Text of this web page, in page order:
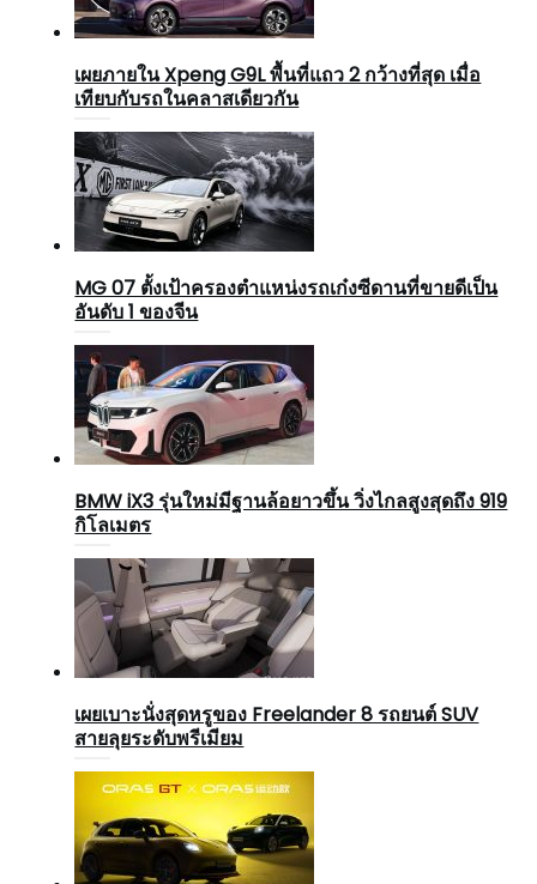
เผยภายใน Xpeng G9L พื้นที่แถว 2 กว้างที่สุด เมื่อ
เทียบกับรถในคลาสเดียวกัน
MG 07 ตั้งเป้าครองตำแหน่งรถเก๋งซีดานที่ขายดีเป็น
อันดับ 1 ของจีน
BMW iX3 รุ่นใหม่มีฐานล้อยาวขึ้น วิ่งไกลสูงสุดถึง 919
กิโลเมตร
เผยเบาะนั่งสุดหรูของ Freelander 8 รถยนต์ SUV
สายลุยระดับพรีเมียม